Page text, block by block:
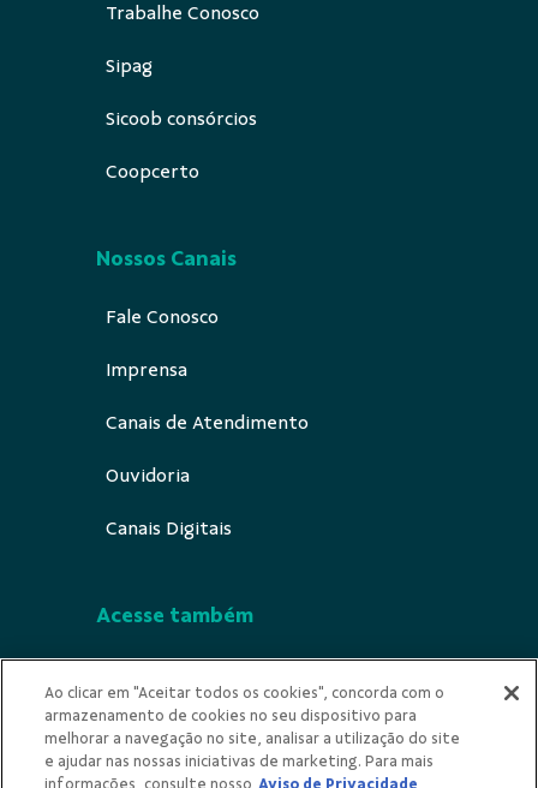
Trabalhe Conosco
Sipag
Sicoob consórcios
Coopcerto
Nossos Canais
Fale Conosco
Imprensa
Canais de Atendimento
Ouvidoria
Canais Digitais
Acesse também
Indícios de Ilicitude
Privacidade
Ao clicar em "Aceitar todos os cookies", concorda com o
armazenamento de cookies no seu dispositivo para
melhorar a navegação no site, analisar a utilização do site
e ajudar nas nossas iniciativas de marketing. Para mais
informações, consulte nosso Aviso de Privacidade